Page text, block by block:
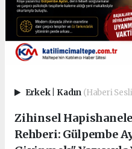
Erkek Kadın (Haberi
Zihinsel
Rehberi: Gülpembe